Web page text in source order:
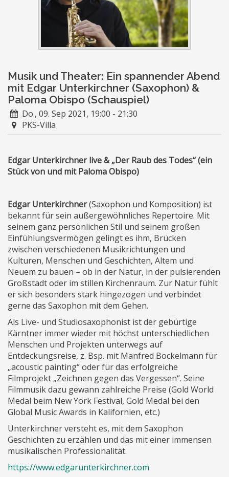
Musik und Theater: Ein spannender Abend
mit Edgar Unterkirchner (Saxophon) &
Paloma Obispo (Schauspiel)
Do., 09. Sep 2021, 19:00 - 21:30
PKS-Villa
Edgar Unterkirchner live & „Der Raub des Todes“ (ein
Stück von und mit Paloma Obispo)
Edgar Unterkirchner(Saxophon und Komposition) ist
bekannt für sein außergewöhnliches Repertoire. Mit
seinem ganz persönlichen Stil und seinem großen
Einfühlungsvermögen gelingt es ihm, Brücken
zwischen verschiedenen Musikrichtungen und
Kulturen, Menschen und Geschichten, Altem und
Neuem zu bauen – ob in der Natur, in der pulsierenden
Großstadt oder im stillen Kirchenraum. Zur Natur fühlt
er sich besonders stark hingezogen und verbindet
gerne das Saxophon mit dem Gehen.
Als Live- und Studiosaxophonist ist der gebürtige
Kärntner immer wieder mit höchst unterschiedlichen
Menschen und Projekten unterwegs auf
Entdeckungsreise, z. Bsp. mit Manfred Bockelmann für
„acoustic painting“ oder für das erfolgreiche
Filmprojekt „Zeichnen gegen das Vergessen“. Seine
Filmmusik dazu gewann zahlreiche Preise (Gold World
Medal beim New York Festival, Gold Medal bei den
Global Music Awards in Kalifornien, etc.)
Unterkirchner versteht es, mit dem Saxophon
Geschichten zu erzählen und das mit einer immensen
musikalischen Professionalität.
https://www.edgarunterkirchner.com